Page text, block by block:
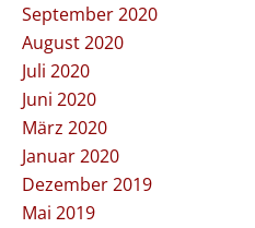
September 2020
August 2020
Juli 2020
Juni 2020
März 2020
Januar 2020
Dezember 2019
Mai 2019